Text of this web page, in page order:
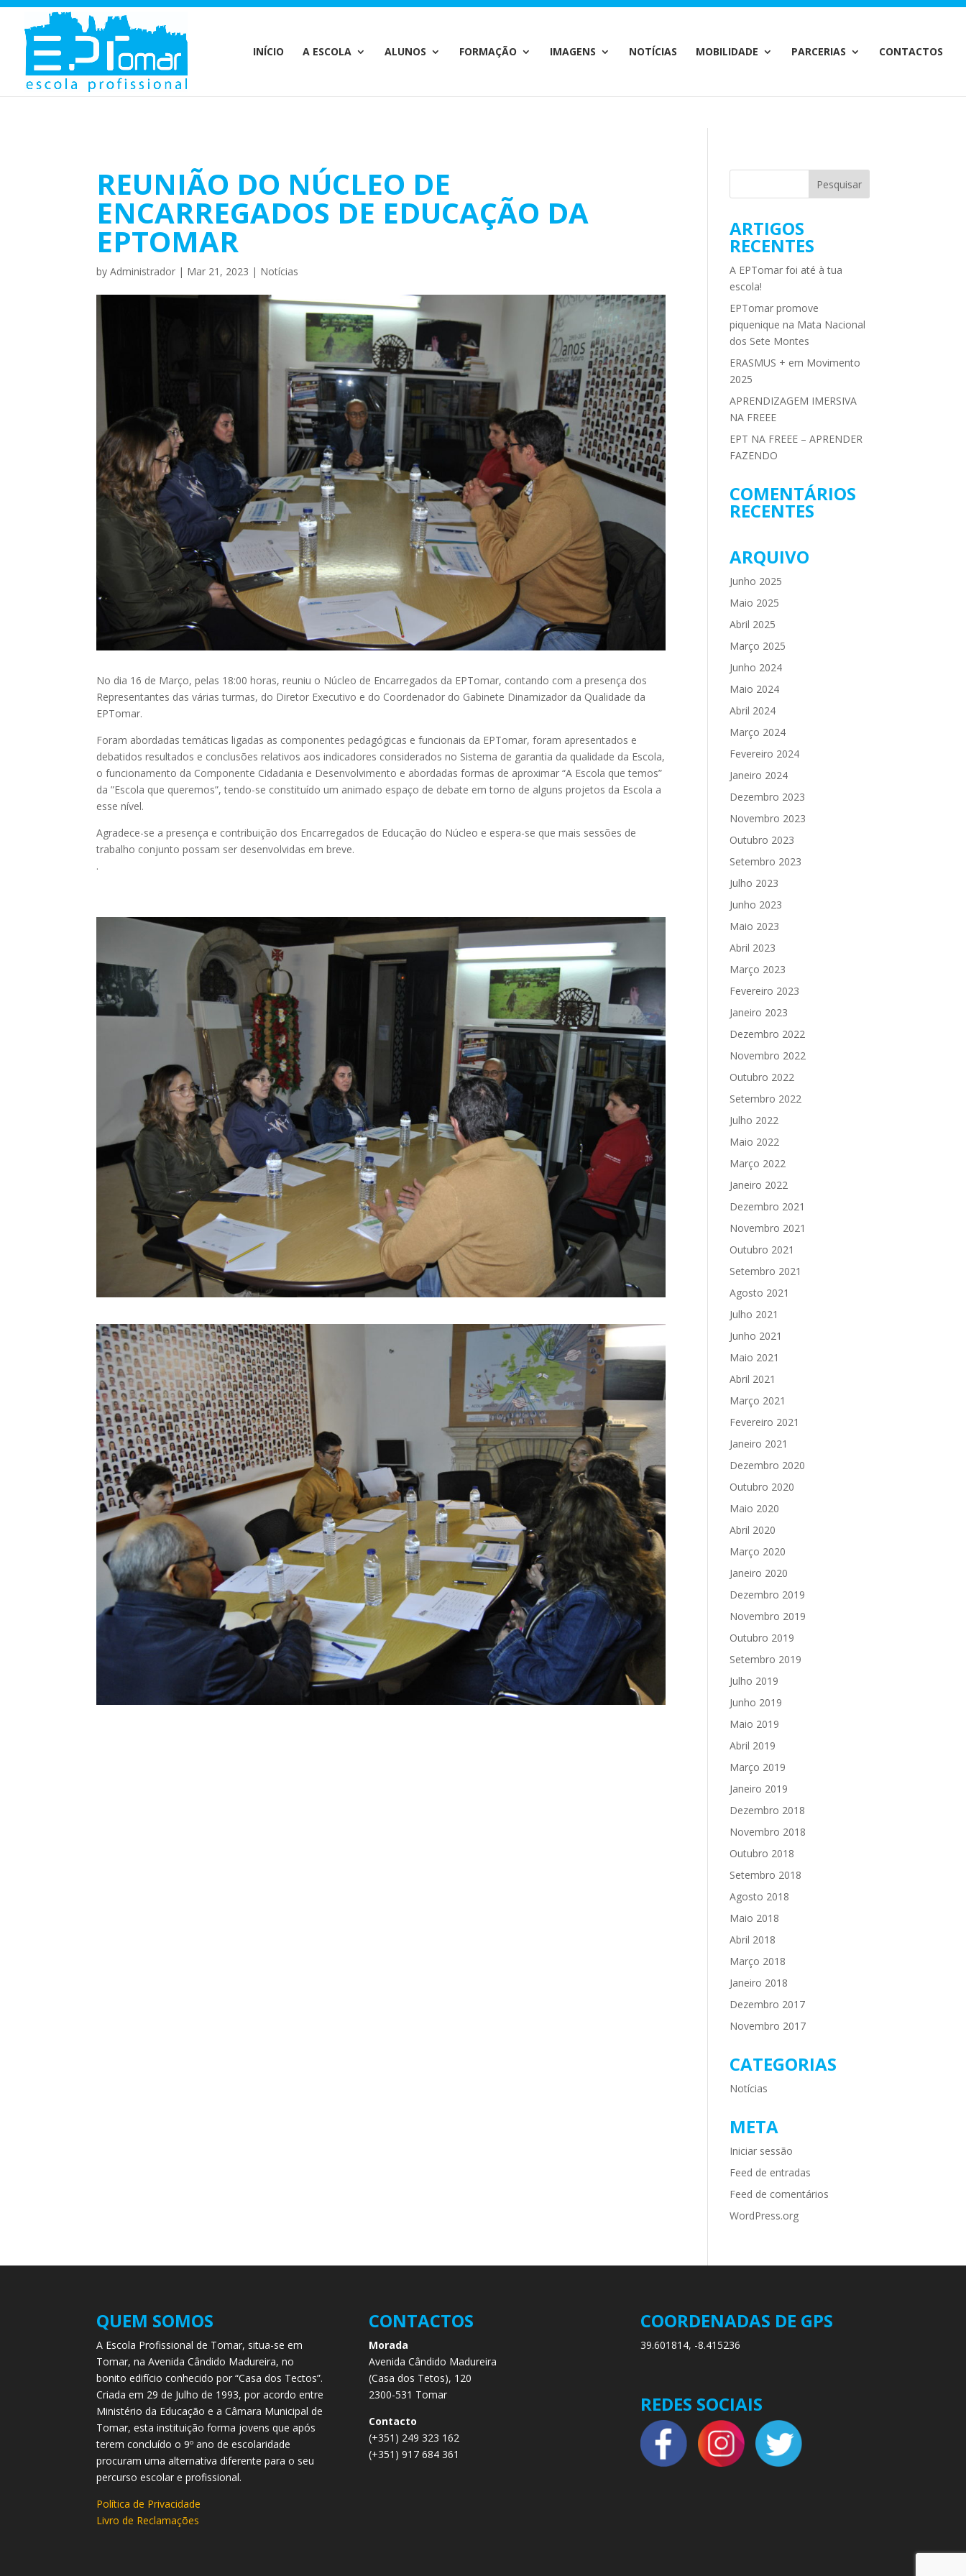
Warning: Undefined array key 1 in/home/escolaprofission/public_html/wp-content/plugins/wp-private-content-pro/lib/Drewm/MailChimp.php
INÍCIO
A ESCOLA ALUNOS FORMAÇÃO IMAGENS NOTÍCIAS MOBILIDADE PARCERIAS CONTACTOS
REUNIÃO DO NÚCLEO DE
ENCARREGADOS DE EDUCAÇÃO DA
EPTOMAR
byAdministrador | Mar 21, 2023 | Notícias
No dia 16 de Março, pelas 18:00 horas, reuniu o Núcleo de Encarregados da EPTomar, contando com a presença dos
Representantes das várias turmas, do Diretor Executivo e do Coordenador do Gabinete Dinamizador da Qualidade da
EPTomar.
Foram abordadas temáticas ligadas as componentes pedagógicas e funcionais da EPTomar, foram apresentados e
debatidos resultados e conclusões relativos aos indicadores considerados no Sistema de garantia da qualidade da Escola,
o funcionamento da Componente Cidadania e Desenvolvimento e abordadas formas de aproximar “A Escola que temos”
da ”Escola que queremos”, tendo-se constituído um animado espaço de debate em torno de alguns projetos da Escola a
esse nível.
Agradece-se a presença e contribuição dos Encarregados de Educação do Núcleo e espera-se que mais sessões de
trabalho conjunto possam ser desenvolvidas em breve.
.
ARTIGOS
RECENTES
A EPTomar foi até à tua
escola!
EPTomar promove
piquenique na Mata Nacional
dos Sete Montes
ERASMUS + em Movimento
2025
APRENDIZAGEM IMERSIVA
NA FREEE
EPT NA FREEE – APRENDER
FAZENDO
COMENTÁRIOS
RECENTES
ARQUIVO
Junho 2025
Maio 2025
Abril 2025
Março 2025
Junho 2024
Maio 2024
Abril 2024
Março 2024
Fevereiro 2024
Janeiro 2024
Dezembro 2023
Novembro 2023
Outubro 2023
Setembro 2023
Julho 2023
Junho 2023
Maio 2023
Abril 2023
Março 2023
Fevereiro 2023
Janeiro 2023
Dezembro 2022
Novembro 2022
Outubro 2022
Setembro 2022
Julho 2022
Maio 2022
Março 2022
Janeiro 2022
Dezembro 2021
Novembro 2021
Outubro 2021
Setembro 2021
Agosto 2021
Julho 2021
Junho 2021
Maio 2021
Abril 2021
Março 2021
Fevereiro 2021
Janeiro 2021
Dezembro 2020
Outubro 2020
Maio 2020
Abril 2020
Março 2020
Janeiro 2020
Dezembro 2019
Novembro 2019
Outubro 2019
Setembro 2019
Julho 2019
Junho 2019
Maio 2019
Abril 2019
Março 2019
Janeiro 2019
Dezembro 2018
Novembro 2018
Outubro 2018
Setembro 2018
Agosto 2018
Maio 2018
Abril 2018
Março 2018
Janeiro 2018
Dezembro 2017
Novembro 2017
CATEGORIAS
Notícias
META
Iniciar sessão
Feed de entradas
Feed de comentários
WordPress.org
QUEM SOMOS
A Escola Profissional de Tomar, situa-se em
Tomar, na Avenida Cândido Madureira, no
bonito edifício conhecido por “Casa dos Tectos”.
Criada em 29 de Julho de 1993, por acordo entre
Ministério da Educação e a Câmara Municipal de
Tomar, esta instituição forma jovens que após
terem concluído o 9º ano de escolaridade
procuram uma alternativa diferente para o seu
percurso escolar e profissional.
Política de Privacidade
Livro de Reclamações
CONTACTOS
Morada
Avenida Cândido Madureira
(Casa dos Tetos), 120
2300-531 Tomar
Contacto
(+351) 249 323 162
(+351) 917 684 361
COORDENADAS DE GPS
39.601814, -8.415236
REDES SOCIAIS